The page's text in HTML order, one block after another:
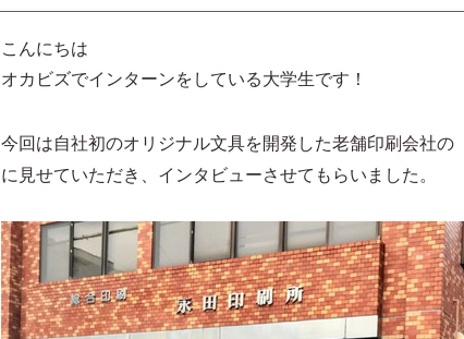
こんにちは
オカビズでインターンをしている大学生です！
今回は自社初のオリジナル文具を開発した老舗印刷会社の
に見せていただき、インタビューさせてもらいました。